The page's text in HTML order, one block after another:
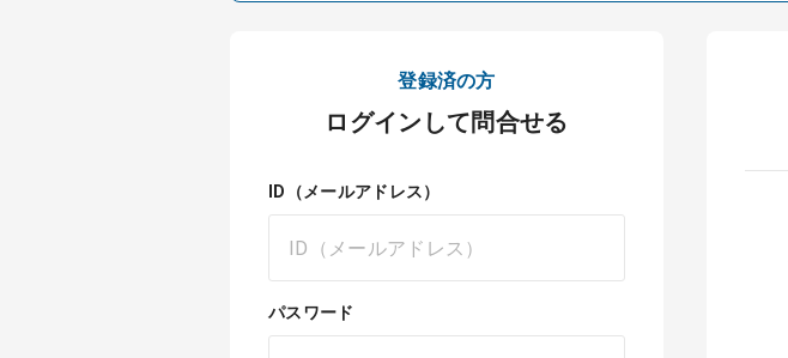
登録済の方
ログインして問合せる
ID（メールアドレス）
パスワード